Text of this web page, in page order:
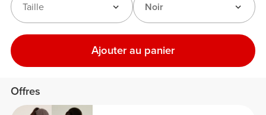
Noir
Taille
Ajouter au panier
Offres